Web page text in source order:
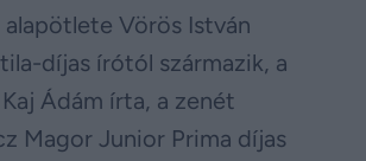
alapötlete Vörös István
díjas írótól származik, a
Ádám írta, a zenét
Magor Junior Prima díjas